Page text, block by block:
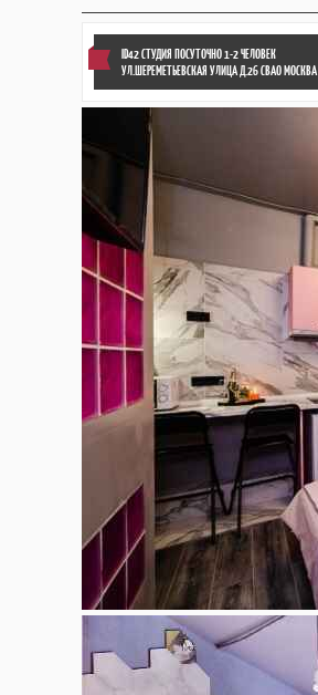
ID42 СТУДИЯ ПОСУТОЧНО 1-2 ЧЕЛОВЕК
УЛ.ШЕРЕМЕТЬЕВСКАЯ УЛИЦА Д.26 СВАО МОСКВА